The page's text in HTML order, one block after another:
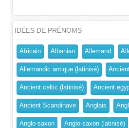
IDÉES DE PRÉNOMS
Africain Albanian Allemand
Allemandic antique (latinisé)
Ancient celtic (latinisé) Ancient
Ancient Scandinave Anglais
Anglo-saxon Anglo-saxon (latinisé)